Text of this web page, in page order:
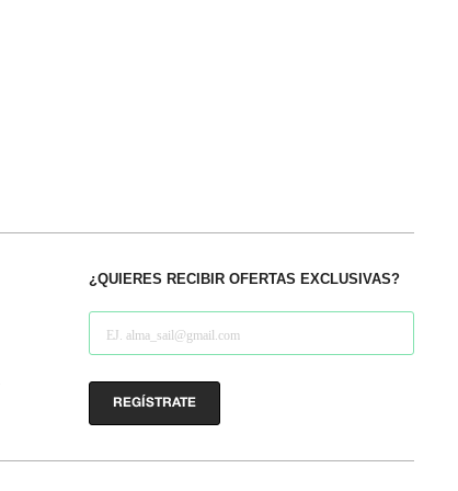
¿QUIERES RECIBIR OFERTAS EXCLUSIVAS?